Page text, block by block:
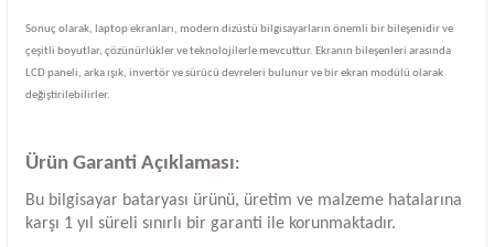
Sonuç olarak, laptop ekranları, modern dizüstü bilgisayarların önemli bir bileşenidir ve
çeşitli boyutlar, çözünürlükler ve teknolojilerle mevcuttur. Ekranın bileşenleri arasında
LCD paneli, arka ışık, invertör ve sürücü devreleri bulunur ve bir ekran modülü olarak
değiştirilebilirler.
Ürün Garanti Açıklaması:
Bu bilgisayar bataryası ürünü, üretim ve malzeme hatalarına
karşı 1 yıl süreli sınırlı bir garanti ile korunmaktadır.